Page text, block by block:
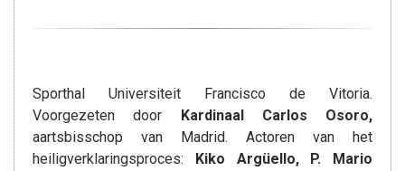
Sporthal Universiteit Francisco de Vitoria.
Voorgezeten door Kardinaal Carlos Osoro,
aartsbisschop van Madrid. Actoren van het
heiligverklaringsproces: Kiko Argüello, P. Mario